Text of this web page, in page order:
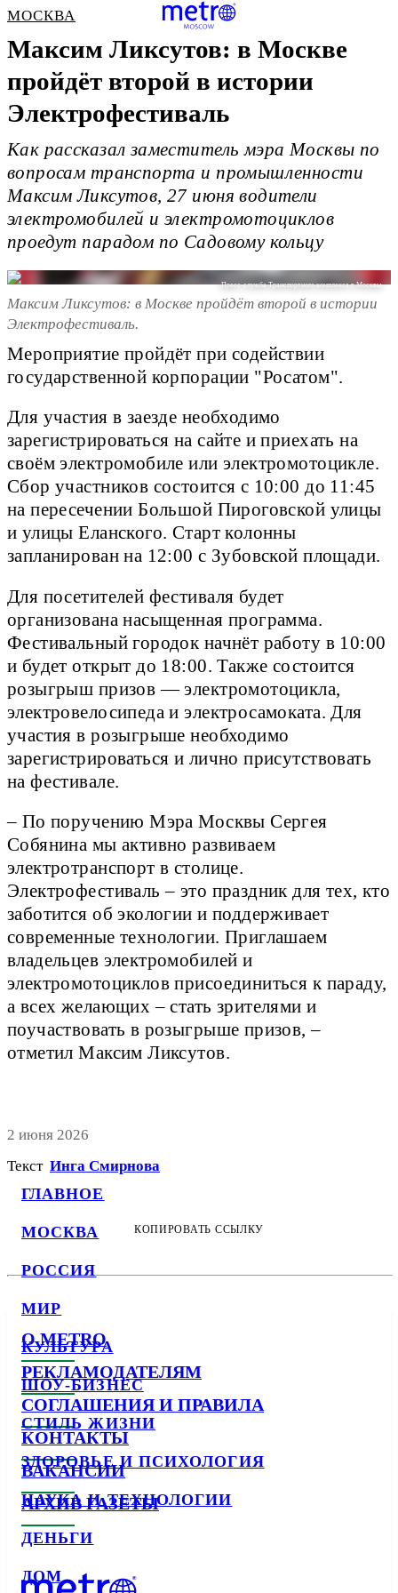
ГЛАВНОЕ
МОСКВА
РОССИЯ
МИР
КУЛЬТУРА
ШОУ-БИЗНЕС
СТИЛЬ ЖИЗНИ
ЗДОРОВЬЕ И ПСИХОЛОГИЯ
НАУКА И ТЕХНОЛОГИИ
ДЕНЬГИ
ДОМ
МОСКВА
Максим Ликсутов: в Москве
пройдёт второй в истории
Электрофестиваль
Как рассказал заместитель мэра Москвы по
вопросам транспорта и промышленности
Максим Ликсутов, 27 июня водители
электромобилей и электромотоциклов
проедут парадом по Садовому кольцу
Пресс-служба Транспортного комплекса г. Москвы.
Максим Ликсутов: в Москве пройдёт второй в истории
Электрофестиваль.
Мероприятие пройдёт при содействии
государственной корпорации "Росатом".
Для участия в заезде необходимо
зарегистрироваться на сайте и приехать на
своём электромобиле или электромотоцикле.
Сбор участников состоится с 10:00 до 11:45
на пересечении Большой Пироговской улицы
и улицы Еланского. Старт колонны
запланирован на 12:00 с Зубовской площади.
Для посетителей фестиваля будет
организована насыщенная программа.
Фестивальный городок начнёт работу в 10:00
и будет открыт до 18:00. Также состоится
розыгрыш призов — электромотоцикла,
электровелосипеда и электросамоката. Для
участия в розыгрыше необходимо
зарегистрироваться и лично присутствовать
на фестивале.
– По поручению Мэра Москвы Сергея
Собянина мы активно развиваем
электротранспорт в столице.
Электрофестиваль – это праздник для тех, кто
заботится об экологии и поддерживает
современные технологии. Приглашаем
владельцев электромобилей и
электромотоциклов присоединиться к параду,
а всех желающих – стать зрителями и
поучаствовать в розыгрыше призов, –
отметил Максим Ликсутов.
2 июня 2026
Текст Инга Смирнова
КОПИРОВАТЬ ССЫЛКУ
О METRO
РЕКЛАМОДАТЕЛЯМ
СОГЛАШЕНИЯ И ПРАВИЛА
КОНТАКТЫ
ВАКАНСИИ
АРХИВ ГАЗЕТЫ